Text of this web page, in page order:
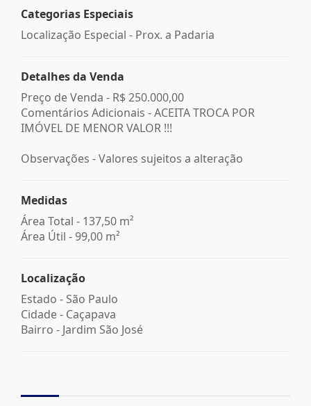
Categorias Especiais
Localização Especial - Prox. a Padaria
Detalhes da Venda
Preço de Venda - R$ 250.000,00
Comentários Adicionais - ACEITA TROCA POR
IMÓVEL DE MENOR VALOR !!!
Observações - Valores sujeitos a alteração
Medidas
Área Total - 137,50 m²
Área Útil - 99,00 m²
Localização
Estado - São Paulo
Cidade - Caçapava
Bairro - Jardim São José